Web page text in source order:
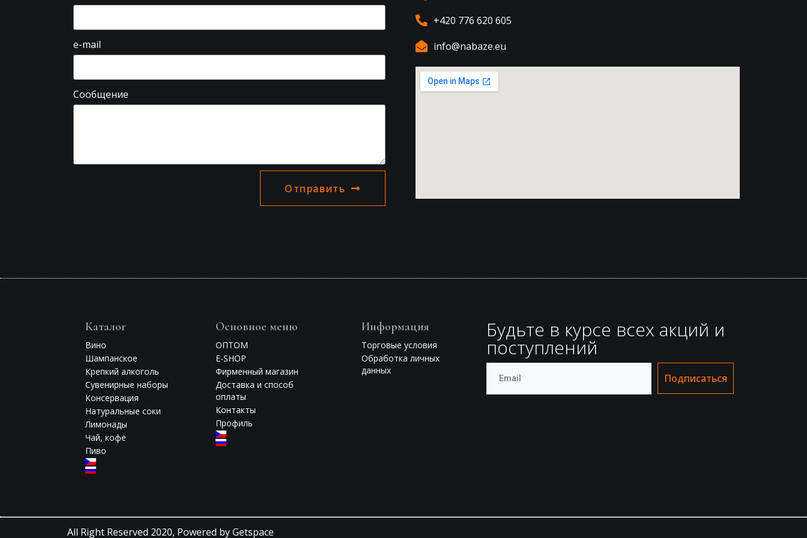
e-mail
Сообщение
Отправить
+420 776 620 605
info@nabaze.eu
Каталог
Вино
Шампанское
Крепкий алкоголь
Сувенирные наборы
Консервация
Натуральные соки
Лимонады
Чай, кофе
Пиво
Основное меню
ОПТОМ
E-SHOP
Фирменный магазин
Доставка и способ
оплаты
Контакты
Профиль
Информация
Торговые условия
Обработка личных
данных
Будьте в курсе всех акций и
поступлений
Подписаться
All Right Reserved 2020, Powered by Getspace